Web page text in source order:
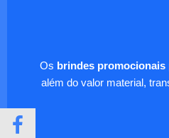
Os brindes promocionais
além do valor material,